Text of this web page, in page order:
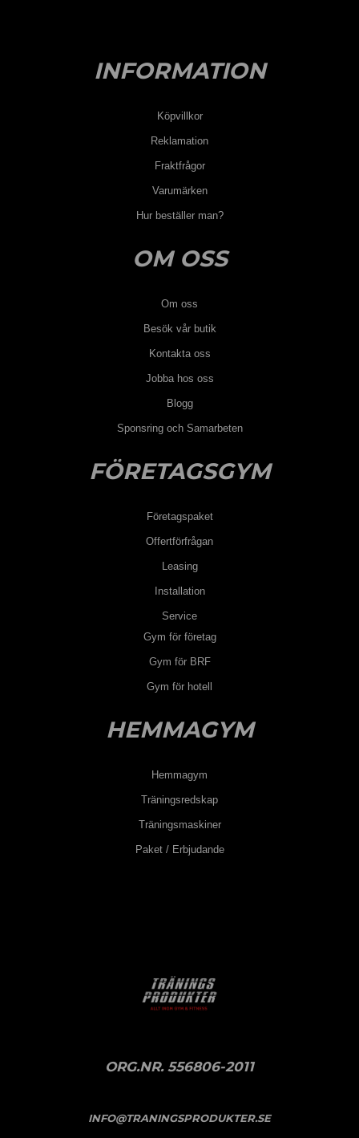
INFORMATION
Köpvillkor
Reklamation
Fraktfrågor
Varumärken
Hur beställer man?
OM OSS
Om oss
Besök vår butik
Kontakta oss
Jobba hos oss
Blogg
Sponsring och Samarbeten
FÖRETAGSGYM
Företagspaket
Offertförfrågan
Leasing
Installation
Service
Gym för företag
Gym för BRF
Gym för hotell
HEMMAGYM
Hemmagym
Träningsredskap
Träningsmaskiner
Paket / Erbjudande
ORG.NR. 556806-2011
INFO@TRANINGSPRODUKTER.SE